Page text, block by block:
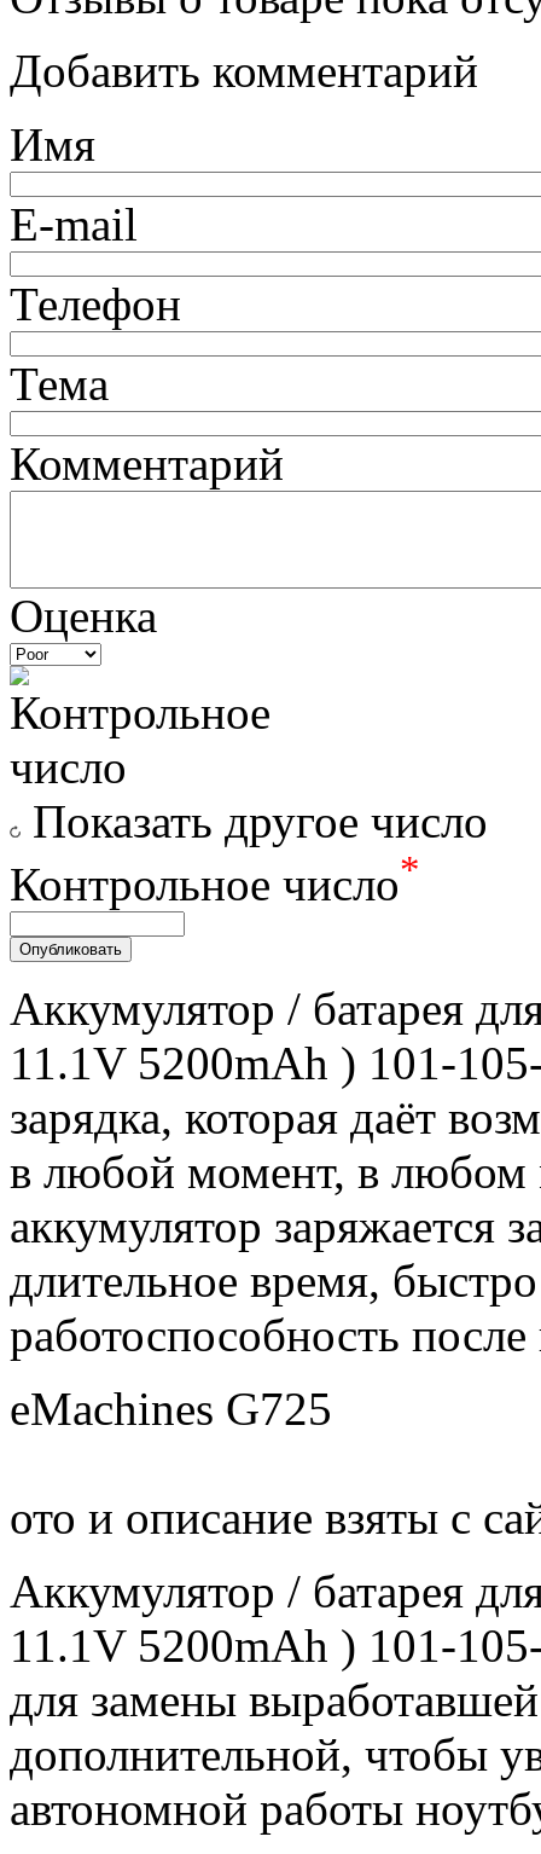
Добавить комментарий
Имя
E-mail
Телефон
Тема
Комментарий
Оценка
Показать другое число
Контрольное число*
Аккумулятор / батарея
11.1V 5200mAh ) 101-
зарядка, которая даёт
в любой момент, в
аккумулятор заряжается
длительное время, быстро
работоспособность
eMachines G725
ото и описание взяты с
Аккумулятор / батарея
11.1V 5200mAh ) 101-
для замены выработавшей
дополнительной, чтобы
автономной работы